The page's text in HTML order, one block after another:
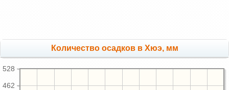
Количество осадков в Хюэ, мм
462
528